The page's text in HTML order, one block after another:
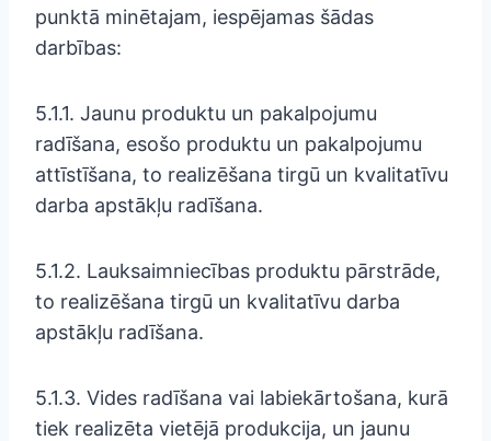
punktā minētajam, iespējamas šādas
darbības:
5.1.1. Jaunu produktu un pakalpojumu
radīšana, esošo produktu un pakalpojumu
attīstīšana, to realizēšana tirgū un kvalitatīvu
darba apstākļu radīšana.
5.1.2. Lauksaimniecības produktu pārstrāde,
to realizēšana tirgū un kvalitatīvu darba
apstākļu radīšana.
5.1.3. Vides radīšana vai labiekārtošana, kurā
tiek realizēta vietējā produkcija, un jaunu